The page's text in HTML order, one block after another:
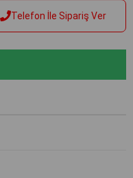
Telefon İle Sipariş Ver